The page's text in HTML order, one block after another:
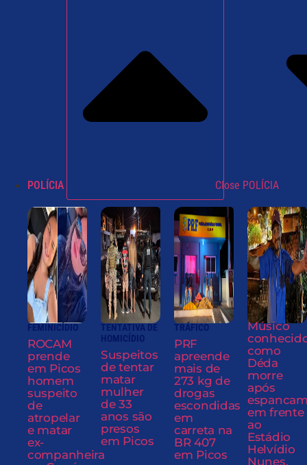
POLÍCIA Close POLÍCIA
FEMINICÍDIO
ROCAM
prende
em Picos
homem
suspeito
de
atropelar
e matar
ex-
companheira
TENTATIVA DE
HOMICÍDIO
Suspeitos
de tentar
matar
mulher
de 33
anos são
presos
em Picos
TRÁFICO
PRF
apreende
mais de
273 kg de
drogas
escondidas
em
carreta na
BR 407
em Picos
Músico
como
Déda
morre
após
em frente
ao
Estádio
Helvídio
Nunes,